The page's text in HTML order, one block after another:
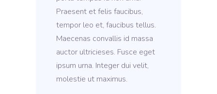
Praesent et felis faucibus,
tempor leo et, faucibus tellus.
Maecenas convallis id massa
auctor ultricieses. Fusce eget
ipsum urna. Integer dui velit,
molestie ut maximus.